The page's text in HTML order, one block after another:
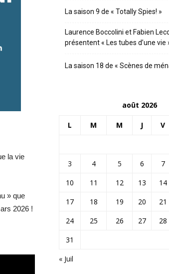
la vie
» que
2026 !
La saison 9 de « Totally Spies! »
Laurence Boccolini et Fabien
présentent « Les tubes d’une vie
La saison 18 de « Scènes de
août 2026
L M M J V
« Juil
3
4 5 6 7
10
11 12 13 14
17
18 19 20 21
24
25 26 27 28
31